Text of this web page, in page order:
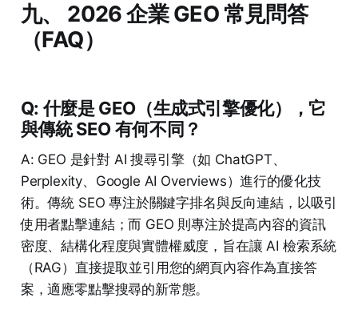
九、 2026 企業 GEO 常見問答
（FAQ）
Q: 什麼是 GEO（生成式引擎優化），它
與傳統 SEO 有何不同？
A: GEO 是針對 AI 搜尋引擎（如 ChatGPT、
Perplexity、Google AI Overviews）進行的優化技
術。傳統 SEO 專注於關鍵字排名與反向連結，以吸引
使用者點擊連結；而 GEO 則專注於提高內容的資訊
密度、結構化程度與實體權威度，旨在讓 AI 檢索系統
（RAG）直接提取並引用您的網頁內容作為直接答
案，適應零點擊搜尋的新常態。